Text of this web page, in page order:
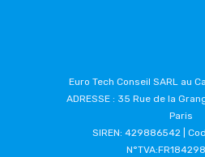
Euro Tech Conseil SARL au
ADRESSE : 35 Rue de la
Paris
SIREN: 429886542 |